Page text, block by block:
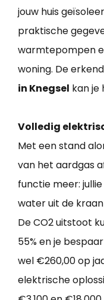
jouw huis
praktische
warmtepompen
woning. De
in Knegsel kan je
Volledig
Met een stand
van het aardgas
functie meer:
water uit de
De CO2 uitstoot
55% en je
wel €260,00 op
elektrische